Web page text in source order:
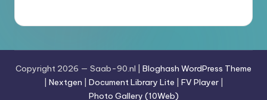
Copyright 2026 — Saab-90.nl | Bloghash WordPress Theme
Nextgen Document Library Lite FV Player|
Photo Gallery (10Web)